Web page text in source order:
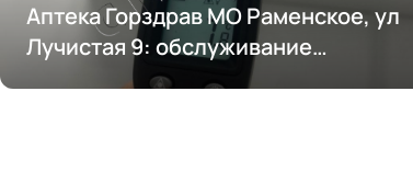
Аптека Горздрав МО Раменское, ул
Лучистая 9: обслуживание
кондиционирования